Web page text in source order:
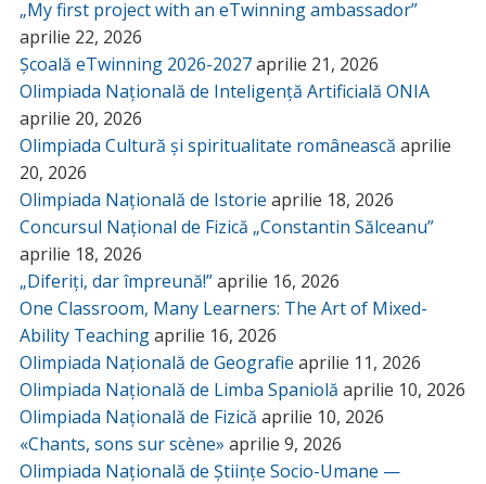
„My first project with an eTwinning ambassador”
aprilie 22, 2026
Școală eTwinning 2026-2027aprilie 21, 2026
Olimpiada Națională de Inteligență Artificială ONIA
aprilie 20, 2026
Olimpiada Cultură și spiritualitate românească aprilie
20, 2026
Olimpiada Națională de Istorie aprilie 18, 2026
Concursul Național de Fizică „Constantin Sălceanu”
aprilie 18, 2026
„Diferiți, dar împreună!”aprilie 16, 2026
One Classroom, Many Learners: The Art of Mixed-
Ability Teachingaprilie 16, 2026
Olimpiada Națională de Geografie aprilie 11, 2026
Olimpiada Națională de Limba Spaniolă aprilie 10, 2026
Olimpiada Națională de Fizică aprilie 10, 2026
«Chants, sons sur scène» aprilie 9, 2026
Olimpiada Națională de Științe Socio-Umane —